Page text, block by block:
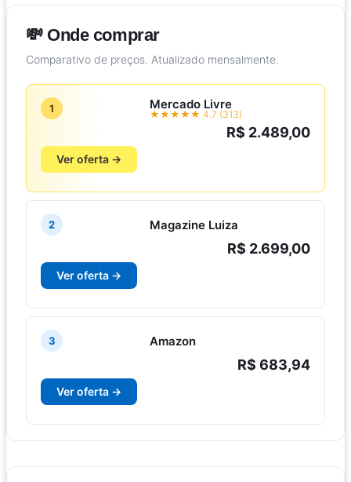
💸 Onde comprar
Comparativo de preços. Atualizado mensalmente.
1 Mercado Livre
★★★★★ 4.7 (313)
R$ 2.489,00
Ver oferta →
2 Magazine Luiza
R$ 2.699,00
Ver oferta →
3 Amazon
R$ 683,94
Ver oferta →